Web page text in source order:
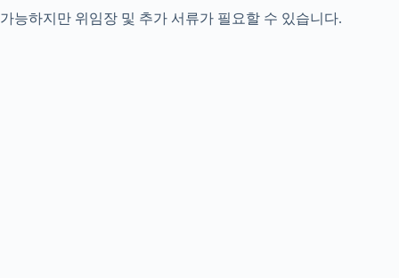
가능하지만 위임장 및 추가 서류가 필요할 수 있습니다.